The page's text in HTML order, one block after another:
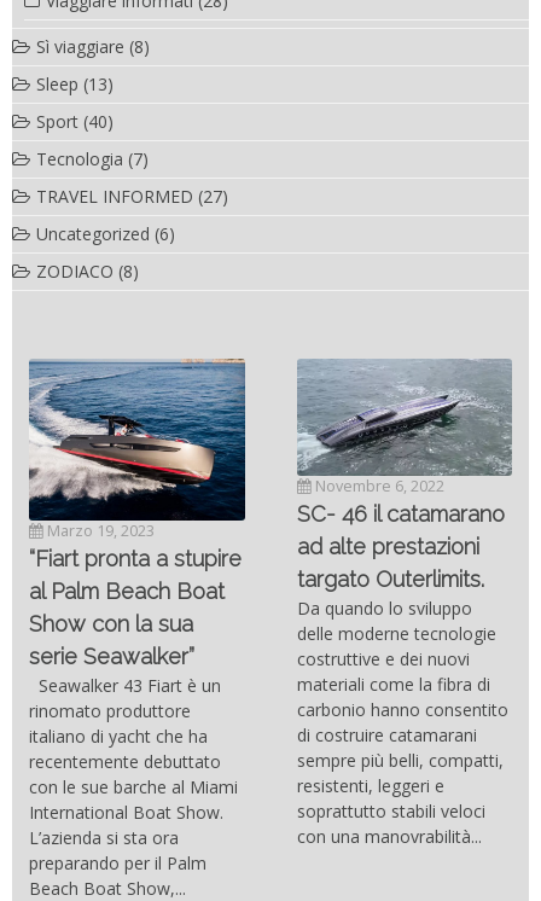
Sì viaggiare (8)
Sleep (13)
Sport (40)
Tecnologia (7)
TRAVEL INFORMED (27)
Uncategorized (6)
ZODIACO (8)
Marzo 19, 2023
“Fiart pronta a stupire
al Palm Beach Boat
Show con la sua
serie Seawalker”
Seawalker 43 Fiart è un
rinomato produttore
italiano di yacht che ha
recentemente debuttato
con le sue barche al Miami
International Boat Show.
L’azienda si sta ora
preparando per il Palm
Beach Boat Show,...
Novembre 6, 2022
SC- 46 il catamarano
ad alte prestazioni
targato Outerlimits.
Da quando lo sviluppo
delle moderne tecnologie
costruttive e dei nuovi
materiali come la fibra di
carbonio hanno consentito
di costruire catamarani
sempre più belli, compatti,
resistenti, leggeri e
soprattutto stabili veloci
con una manovrabilità...